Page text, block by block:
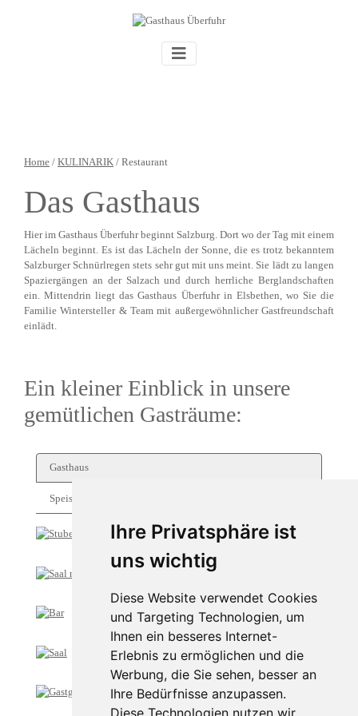
Ihre Privatsphäre ist
uns wichtig
Diese Website verwendet Cookies
und Targeting Technologien, um
Ihnen ein besseres Internet-
Erlebnis zu ermöglichen und die
Werbung, die Sie sehen, besser an
Ihre Bedürfnisse anzupassen.
Diese Technologien nutzen wir
Home / KULINARIK / Restaurant
Das Gasthaus
Hier im Gasthaus Überfuhr beginnt Salzburg. Dort wo der Tag mit einem
Lächeln beginnt. Es ist das Lächeln der Sonne, die es trotz bekanntem
Salzburger Schnürlregen stets sehr gut mit uns meint. Sie lädt zu langen
Spaziergängen an der Salzach und durch herrliche Berglandschaften
ein. Mittendrin liegt das Gasthaus Überfuhr in Elsbethen, wo Sie die
Familie Wintersteller & Team mit außergewöhnlicher Gastfreundschaft
einlädt.
Ein kleiner Einblick in unsere
gemütlichen Gasträume:
Gasthaus
Speisen